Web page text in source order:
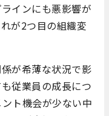
インにも悪影響が
が2つ目の組織変
が希薄な状況で影
従業員の成長につ
ト機会が少ない中